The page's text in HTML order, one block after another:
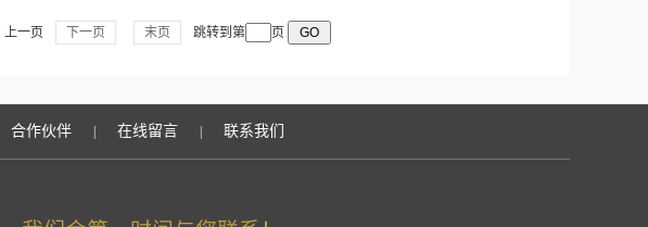
上一页 下一页 末页 跳转到第 页
合作伙伴 在线留言 联系我们